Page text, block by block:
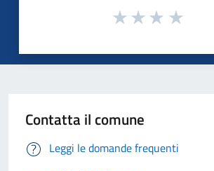
Contatta il comune
Leggi le domande frequenti